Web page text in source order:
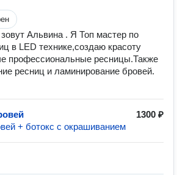
Альвина . Я Топ мастер по
в LED технике,создаю красоту
профессиональные ресницы.Также
ресниц и ламинирование бровей.
1300 ₽
+ ботокс с окрашиванием